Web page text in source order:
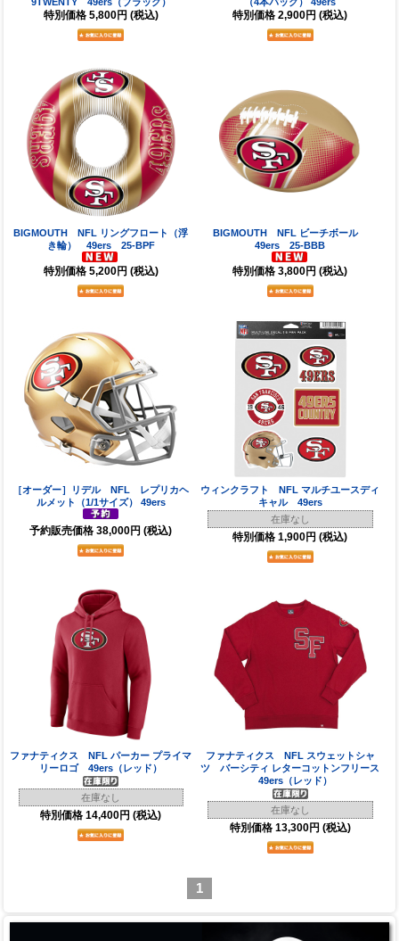
特別価格 5,800円 (税込) 特別価格 2,900円 (税込)
BIGMOUTH NFL リングフロート（浮
き輪） 49ers 25-BPF
特別価格 5,200円 (税込)
BIGMOUTH NFL ビーチボール
49ers 25-BBB
特別価格 3,800円 (税込)
［オーダー］リデル NFL レプリカヘ
ルメット（1/1サイズ） 49ers
予約販売価格 38,000円 (税込)
ウィンクラフト NFL マルチユースディ
キャル 49ers
在庫なし
特別価格 1,900円 (税込)
ファナティクス NFL パーカー プライマ
リーロゴ 49ers（レッド）
在庫なし
特別価格 14,400円 (税込)
ファナティクス NFL スウェットシャ
ツ バーシティ レターコットンフリース
49ers（レッド）
在庫なし
特別価格 13,300円 (税込)
1